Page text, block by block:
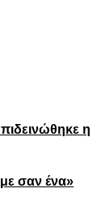
η
σαν ένα»